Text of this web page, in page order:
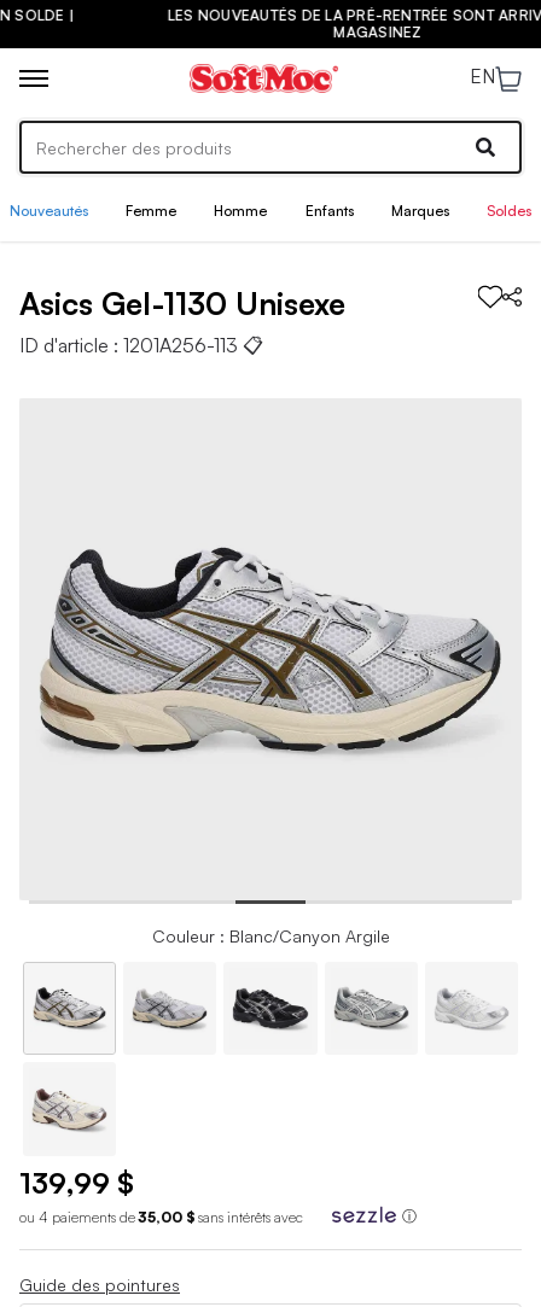
LES NOUVEAUTÉS DE LA PRÉ-RENTRÉE SONT ARRIVÉES ! |
EN
Nouveautés Femme Homme Enfants Marques Soldes
Asics Gel-1130 Unisexe
ID d'article : 1201A256-113 📋
Couleur : Blanc/Canyon Argile
139,99 $
ou 4 paiements de35,00 $ sans intérêts avec ⓘ
Guide des pointures